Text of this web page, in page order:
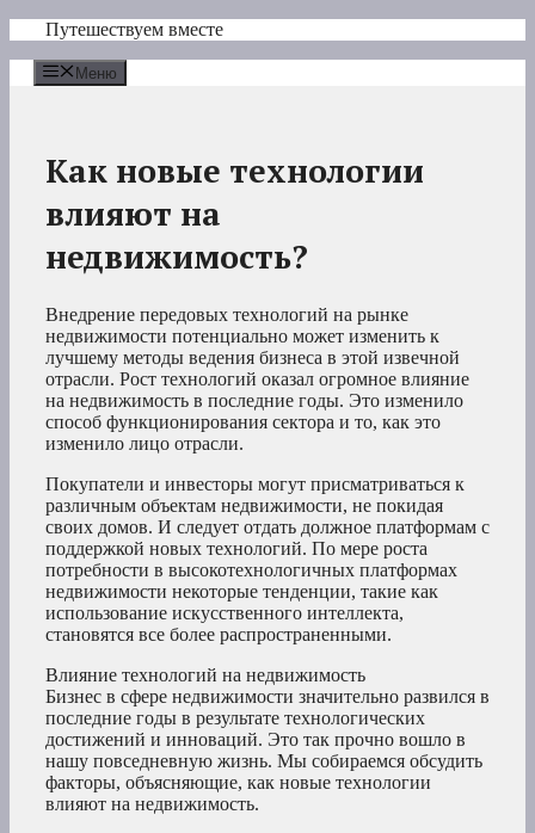
Перейти
содержимому
Путешествуем вместе
Меню
Как новые технологии
влияют на
недвижимость?
Внедрение передовых технологий на рынке
недвижимости потенциально может изменить к
лучшему методы ведения бизнеса в этой извечной
отрасли. Рост технологий оказал огромное влияние
на недвижимость в последние годы. Это изменило
способ функционирования сектора и то, как это
изменило лицо отрасли.
Покупатели и инвесторы могут присматриваться к
различным объектам недвижимости, не покидая
своих домов. И следует отдать должное платформам с
поддержкой новых технологий. По мере роста
потребности в высокотехнологичных платформах
недвижимости некоторые тенденции, такие как
использование искусственного интеллекта,
становятся все более распространенными.
Влияние технологий на недвижимость
Бизнес в сфере недвижимости значительно развился в
последние годы в результате технологических
достижений и инноваций. Это так прочно вошло в
нашу повседневную жизнь. Мы собираемся обсудить
факторы, объясняющие, как новые технологии
влияют на недвижимость.